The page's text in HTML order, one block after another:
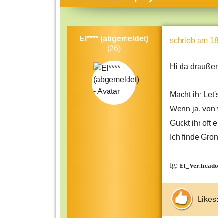
Themen-Specials
Häufig gesucht
Beliebte Artikel
El**** (abgemeldet)
(26)
schrieb am
Hi da
Macht ihr
Wenn ja, von
Guckt ihr oft
Ich finde
lg: